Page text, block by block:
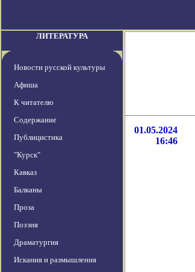
ЛИТЕРАТУРА
Новости русской культуры
Афиша
К читателю
Содержание
Публицистика
"Курск"
Кавказ
Балканы
Проза
Поэзия
Драматургия
Искания и размышления
01.05.2024
16:46